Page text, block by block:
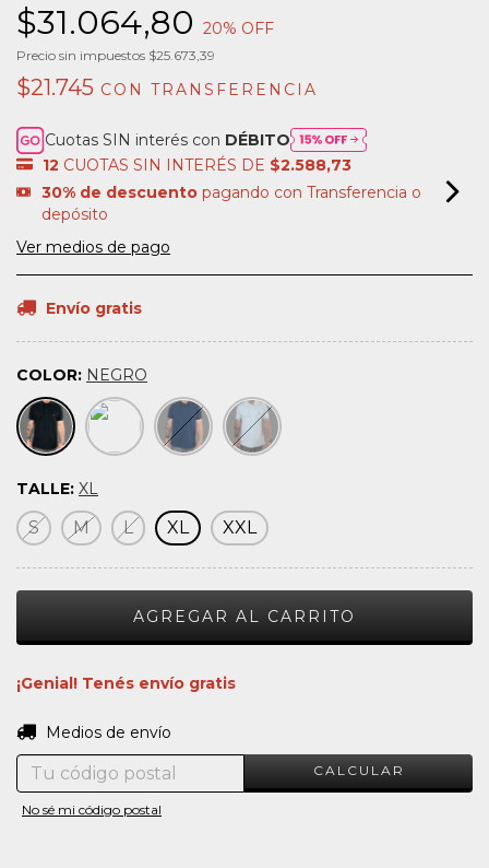
$31.064,80 20% OFF
Precio sin impuestos $25.673,39
$21.745 CON TRANSFERENCIA
Cuotas SIN interés con DÉBITO
12 CUOTAS SIN INTERÉS DE $2.588,73
30% de descuentopagando con Transferencia o
depósito
Ver medios de pago
Envío gratis
COLOR: NEGRO
TALLE: XL
S M L XL XXL
¡Genial! Tenés envío gratis
Entregas para el CP:
Medios de envío
CALCULAR
No sé mi código postal